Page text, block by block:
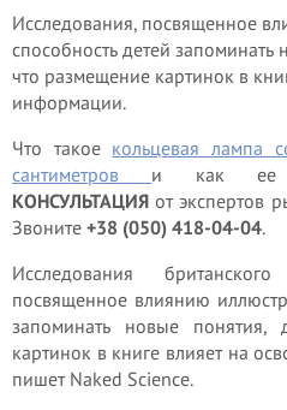
Исследования, посвященное
способность детей запоминать
что размещение картинок в
информации.
Что такое кольцевая лампа
сантиметров и как ее
КОНСУЛЬТАЦИЯ от экспертов
Звоните +38 (050) 418-04-04.
Исследования
посвященное влиянию
запоминать новые понятия,
картинок в книге влияет на
пишет Naked Science.